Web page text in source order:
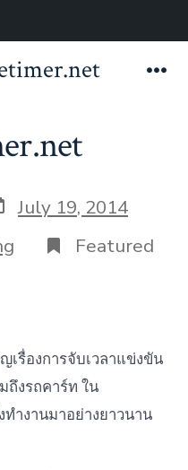
July 19, 2014
Featured
เรื่องการจับเวลาแข่งขัน
ถึงรถคาร์ท ใน
ำงานมาอย่างยาวนาน